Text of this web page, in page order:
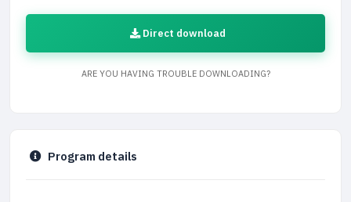
Direct download
ARE YOU HAVING TROUBLE DOWNLOADING?
Program details